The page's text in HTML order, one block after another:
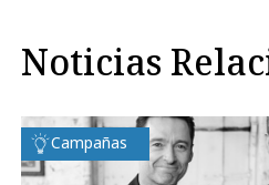
Noticias
Campañas